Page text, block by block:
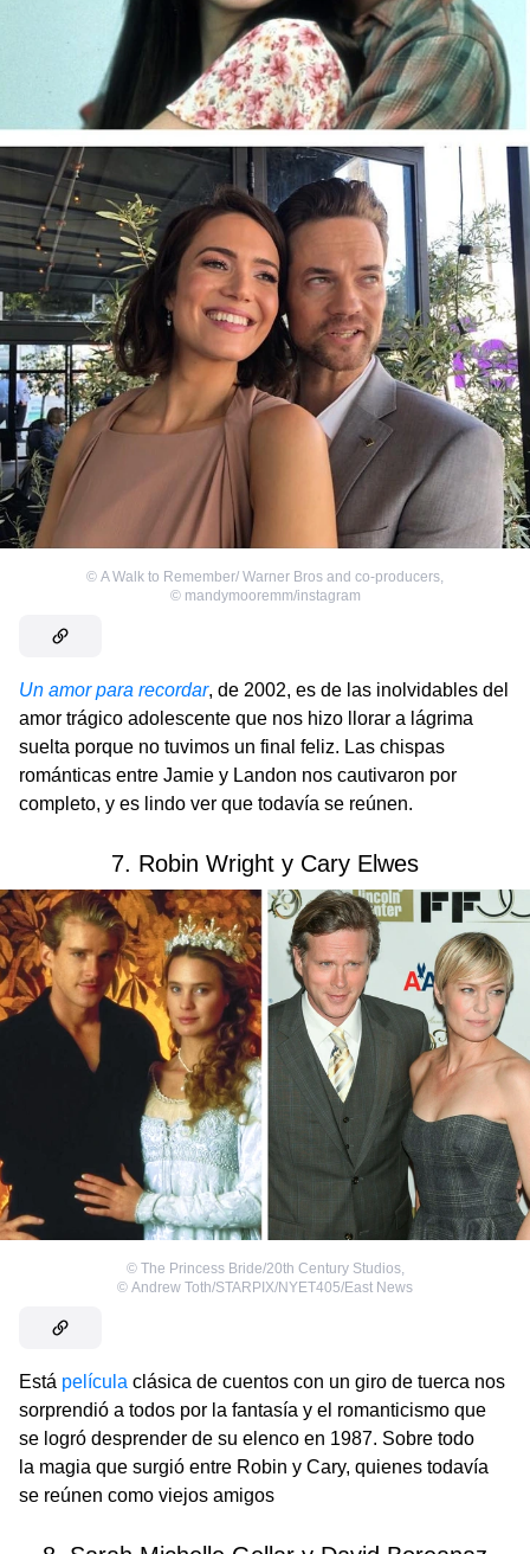
© A Walk to Remember/ Warner Bros and co-producers,
© mandymooremm/instagram
Un amor para recordar, de 2002, es de las inolvidables del
amor trágico adolescente que nos hizo llorar a lágrima
suelta porque no tuvimos un final feliz. Las chispas
románticas entre Jamie y Landon nos cautivaron por
completo, y es lindo ver que todavía se reúnen.
7. Robin Wright y Cary Elwes
© The Princess Bride/20th Century Studios,
© Andrew Toth/STARPIX/NYET405/East News
Está película clásica de cuentos con un giro de tuerca nos
sorprendió a todos por la fantasía y el romanticismo que
se logró desprender de su elenco en 1987. Sobre todo
la magia que surgió entre Robin y Cary, quienes todavía
se reúnen como viejos amigos